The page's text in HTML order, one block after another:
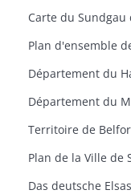
Carte du Sundgau
Département du
Département du
Territoire de
Plan de la Ville de